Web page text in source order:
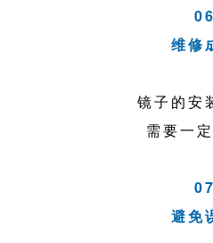
06
维修
镜子的安
需要一
07
避免